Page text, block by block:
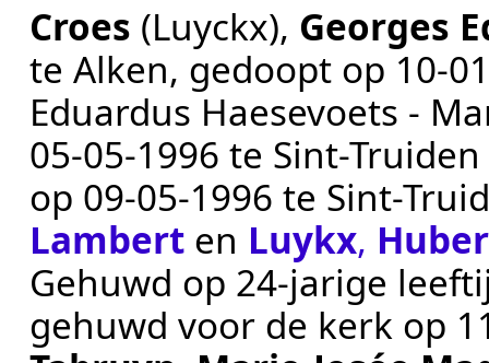
Croes (Luyckx), Georges
teAlken, gedoopt op
Eduardus Haesevoets -
05‑05‑1996 te Sint-Truiden
op 09‑05‑1996 te Sint-
Lambert en Luykx,
Gehuwd op 24-jarige
gehuwd voor de kerk op